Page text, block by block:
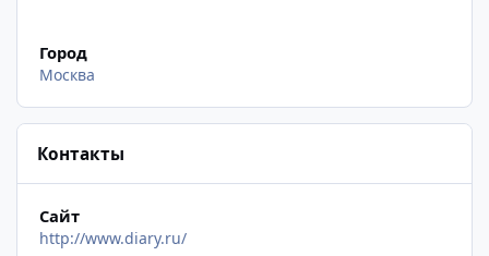
Город
Москва
Контакты
Сайт
http://www.diary.ru/